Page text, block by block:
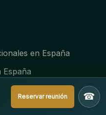
Reservar reunión ☎
en España
España
Madrid